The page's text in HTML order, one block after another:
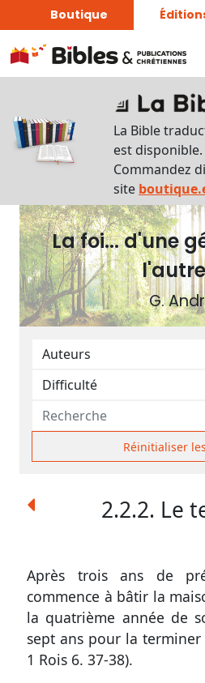
Boutique
La Bible
est disponible.
Commandez
site
La foi... d'une
G.
Réinitialiser
2.2.2. Le
Après trois ans de
commence à bâtir la
la quatrième année de
sept ans pour la terminer
1 Rois 6. 37-38).
du
livre
supports
Exemplaire
papier
Nous
une
coûts
du
site